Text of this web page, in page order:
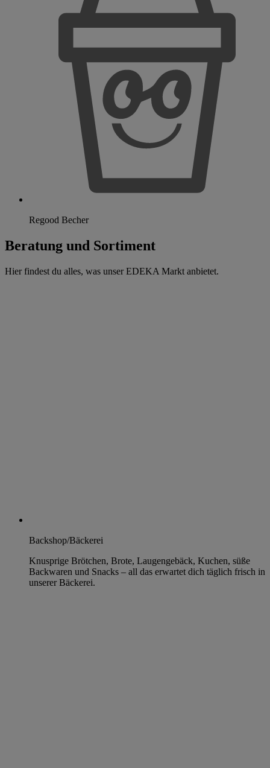
Regood Becher
Beratung und Sortiment
Hier findest du alles, was unser EDEKA Markt anbietet.
Backshop/Bäckerei
Knusprige Brötchen, Brote, Laugengebäck, Kuchen, süße
Backwaren und Snacks – all das erwartet dich täglich frisch in
unserer Bäckerei.